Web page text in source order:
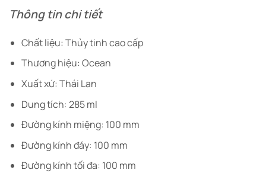
Thông tin chi tiết
Chất liệu: Thủy tinh cao cấp
Thương hiệu: Ocean
Xuất xứ: Thái Lan
Dung tích: 285 ml
Đường kính miệng: 100 mm
Đường kính đáy: 100 mm
Đường kính tối đa: 100 mm